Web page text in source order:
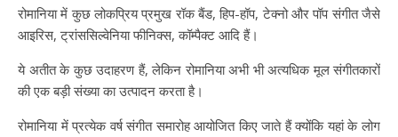
रोमानिया में कुछ लोकप्रिय प्रमुख रॉक बैंड, हिप-हॉप, टेक्नो और पॉप संगीत जैसे
आइरिस, ट्रांससिल्वेनिया फीनिक्स, कॉम्पैक्ट आदि हैं।
ये अतीत के कुछ उदाहरण हैं, लेकिन रोमानिया अभी भी अत्यधिक मूल संगीतकारों
की एक बड़ी संख्या का उत्पादन करता है।
रोमानिया में प्रत्येक वर्ष संगीत समारोह आयोजित किए जाते हैं क्योंकि यहां के लोग